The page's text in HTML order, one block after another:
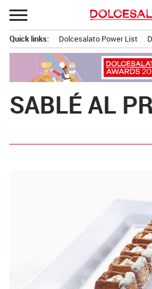
Passa
al
contenuto
principale
Quick links: Dolcesalato Power List
SABLÉ AL